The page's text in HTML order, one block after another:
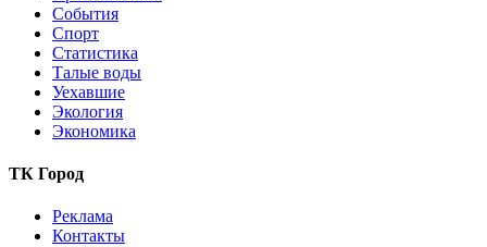
События
Спорт
Статистика
Талые воды
Уехавшие
Экология
Экономика
ТК Город
Реклама
Контакты